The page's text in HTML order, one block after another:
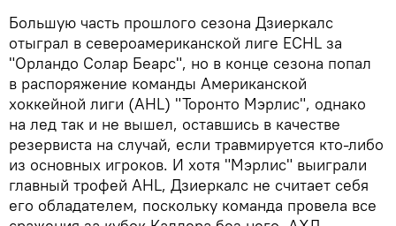
Большую часть прошлого сезона Дзиеркалс
отыграл в североамериканской лиге ECHL за
"Орландо Солар Беарс", но в конце сезона попал
в распоряжение команды Американской
хоккейной лиги (AHL) "Торонто Мэрлис", однако
на лед так и не вышел, оставшись в качестве
резервиста на случай, если травмируется кто-либо
из основных игроков. И хотя "Мэрлис" выиграли
главный трофей AHL, Дзиеркалс не считает себя
его обладателем, поскольку команда провела все